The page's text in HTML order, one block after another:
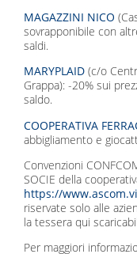
MAGAZZINI NICO
sovrapponibile con
saldi.
MARYPLAID(c/o
Grappa): -20% sui
saldo.
COOPERATIVA
abbigliamento e
Convenzioni
SOCIE della
https://
riservate solo alle
la tessera qui
Per maggiori